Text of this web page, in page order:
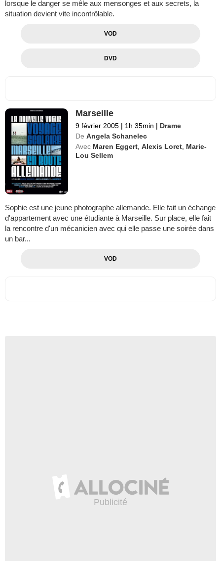
lorsque le danger se mêle aux mensonges et aux secrets, la
situation devient vite incontrôlable.
VOD
DVD
Marseille
9 février 2005 | 1h 35min | Drame
De Angela Schanelec
Avec Maren Eggert ,Alexis Loret Marie-
Lou Sellem
Sophie est une jeune photographe allemande. Elle fait un échange
d'appartement avec une étudiante à Marseille. Sur place, elle fait
la rencontre d'un mécanicien avec qui elle passe une soirée dans
un bar...
VOD